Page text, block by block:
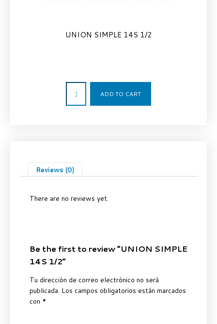
UNION SIMPLE 14S 1/2
ADD TO CART
Reviews (0)
There are no reviews yet.
Be the first to review “UNION SIMPLE
14S 1/2”
Tu dirección de correo electrónico no será
publicada. Los campos obligatorios están marcados
con *